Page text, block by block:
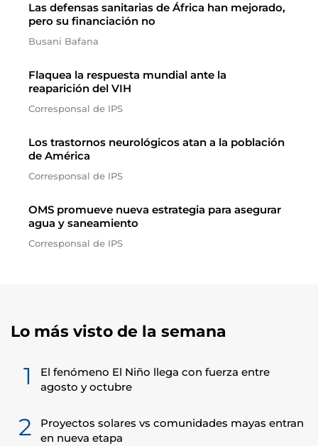
Las defensas sanitarias de África han mejorado,
pero su financiación no
Busani Bafana
Flaquea la respuesta mundial ante la
reaparición del VIH
Corresponsal de IPS
Los trastornos neurológicos atan a la población
de América
Corresponsal de IPS
OMS promueve nueva estrategia para asegurar
agua y saneamiento
Corresponsal de IPS
Lo más visto de la semana
1
El fenómeno El Niño llega con fuerza entre
agosto y octubre
2
Proyectos solares vs comunidades mayas entran
en nueva etapa